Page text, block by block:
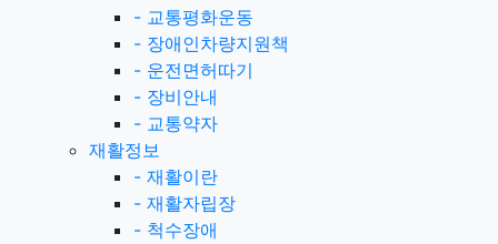
- 교통평화운동
- 장애인차량지원책
- 운전면허따기
- 장비안내
- 교통약자
재활정보
- 재활이란
- 재활자립장
- 척수장애